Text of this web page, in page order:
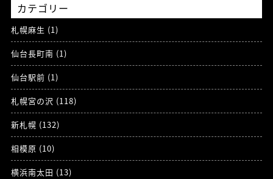
カテゴリー
札幌麻生 (1)
仙台長町南 (1)
仙台駅前 (1)
札幌宮の沢 (118)
新札幌 (132)
相模原 (10)
横浜南太田 (13)